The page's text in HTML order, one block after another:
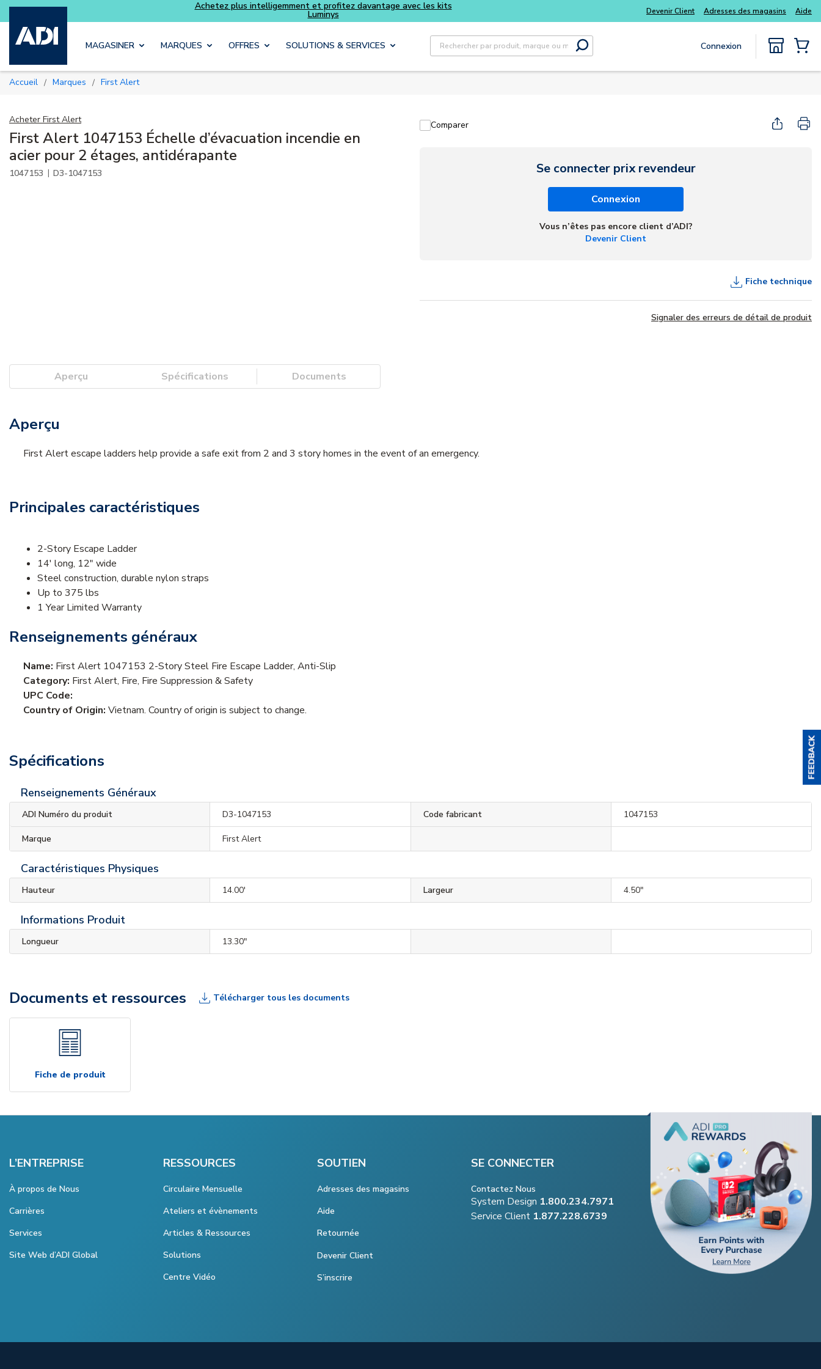
Skip to main content
et profitez davantage avec les kits Devenir Client Adresses des magasins Aide
MAGASINER MARQUES OFFRES SOLUTIONS & SERVICES
Recherche sur le site
Soumettre la recherche
Connexion
Accueil / Marques / First Alert
Acheter First Alert
First Alert 1047153 Échelle d’évacuation incendie en
acier pour 2 étages, antidérapante
1047153 | D3-1047153
Comparer
Se connecter prix revendeur
Connexion
Vous n’êtes pas encore client d’ADI?
Devenir Client
Fiche technique
Signaler des erreurs de détail de produit
Aperçu Spécifications Documents
Aperçu
First Alert escape ladders help provide a safe exit from 2 and 3 story homes in the event of an emergency.
Principales caractéristiques
2-Story Escape Ladder
14' long, 12" wide
Steel construction, durable nylon straps
Up to 375 lbs
1 Year Limited Warranty
Renseignements généraux
Name: First Alert 1047153 2-Story Steel Fire Escape Ladder, Anti-Slip
Category: First Alert, Fire, Fire Suppression & Safety
UPC Code:
Country of Origin: Vietnam. Country of origin is subject to change.
Spécifications
Renseignements Généraux
ADI Numéro du produit D3-1047153 Code fabricant 1047153
Marque First Alert
Caractéristiques Physiques
Hauteur 14.00' Largeur 4.50"
Informations Produit
Longueur 13.30"
Documents et ressources Télécharger tous les documents
Fiche de produit
L’ENTREPRISE
À propos de Nous
Carrières
Services
Site Web d’ADI Global
RESSOURCES
Circulaire Mensuelle
Ateliers et évènements
Articles & Ressources
Solutions
Centre Vidéo
SOUTIEN
Adresses des magasins
Aide
Retournée
Devenir Client
S’inscrire
SE CONNECTER
Contactez Nous
System Design 1.800.234.7971
Service Client 1.877.228.6739